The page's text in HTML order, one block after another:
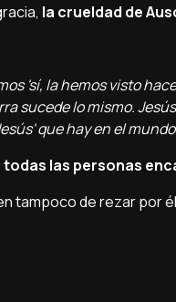
la crueldad de
'sí­, la hemos visto
sucede lo mismo.
que hay en el
las personas
tampoco de rezar por